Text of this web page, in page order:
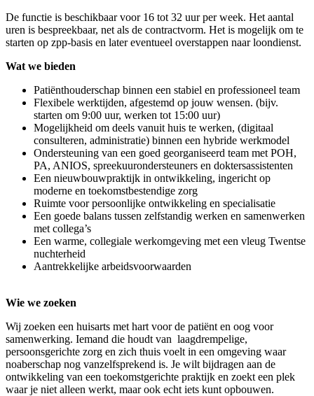
De functie is beschikbaar voor 16 tot 32 uur per week. Het aantal
uren is bespreekbaar, net als de contractvorm. Het is mogelijk om te
starten op zpp-basis en later eventueel overstappen naar loondienst.
Wat we bieden
Patiënthouderschap binnen een stabiel en professioneel team
Flexibele werktijden, afgestemd op jouw wensen. (bijv.
starten om 9:00 uur, werken tot 15:00 uur)
Mogelijkheid om deels vanuit huis te werken, (digitaal
consulteren, administratie) binnen een hybride werkmodel
Ondersteuning van een goed georganiseerd team met POH,
PA, ANIOS, spreekuurondersteuners en doktersassistenten
Een nieuwbouwpraktijk in ontwikkeling, ingericht op
moderne en toekomstbestendige zorg
Ruimte voor persoonlijke ontwikkeling en specialisatie
Een goede balans tussen zelfstandig werken en samenwerken
met collega’s
Een warme, collegiale werkomgeving met een vleug Twentse
nuchterheid
Aantrekkelijke arbeidsvoorwaarden
Wie we zoeken
Wij zoeken een huisarts met hart voor de patiënt en oog voor
samenwerking. Iemand die houdt van laagdrempelige,
persoonsgerichte zorg en zich thuis voelt in een omgeving waar
noaberschap nog vanzelfsprekend is. Je wilt bijdragen aan de
ontwikkeling van een toekomstgerichte praktijk en zoekt een plek
waar je niet alleen werkt, maar ook echt iets kunt opbouwen.